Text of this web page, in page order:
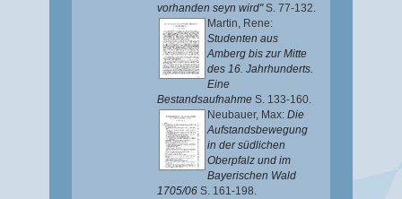
vorhanden seyn wird"S. 77-132.
Martin, Rene:
Studenten aus
Amberg bis zur Mitte
des 16. Jahrhunderts.
Eine
Bestandsaufnahme S. 133-160.
Neubauer, Max: Die
Aufstandsbewegung
in der südlichen
Oberpfalz und im
Bayerischen Wald
1705/06 S. 161-198.